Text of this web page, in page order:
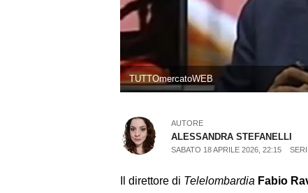
TUTTOmercatoWEB
AUTORE
ALESSANDRA STEFANELLI
SABATO 18 APRILE 2026, 22:15
Il direttore di Telelombardia Fabio